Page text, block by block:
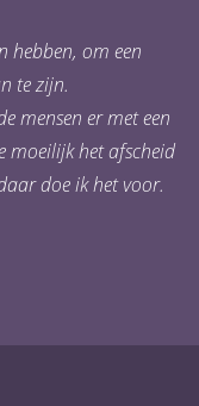
hebben, om een
te zijn.
mensen er met een
moeilijk het afscheid
doe ik het voor.